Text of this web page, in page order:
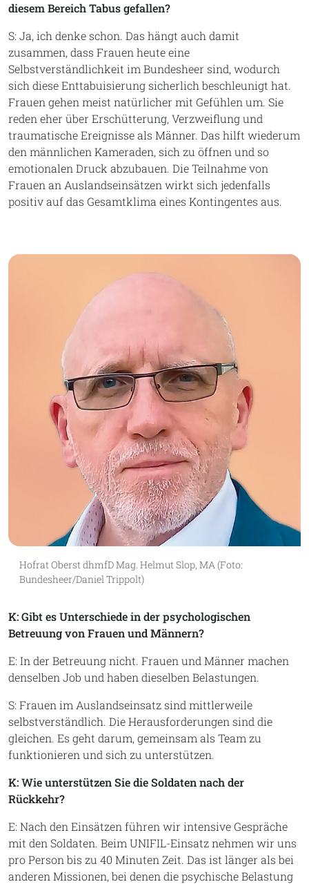
diesem Bereich Tabus gefallen?
S: Ja, ich denke schon. Das hängt auch damit
zusammen, dass Frauen heute eine
Selbstverständlichkeit im Bundesheer sind, wodurch
sich diese Enttabuisierung sicherlich beschleunigt hat.
Frauen gehen meist natürlicher mit Gefühlen um. Sie
reden eher über Erschütterung, Verzweiflung und
traumatische Ereignisse als Männer. Das hilft wiederum
den männlichen Kameraden, sich zu öffnen und so
emotionalen Druck abzubauen. Die Teilnahme von
Frauen an Auslandseinsätzen wirkt sich jedenfalls
positiv auf das Gesamtklima eines Kontingentes aus.
Hofrat Oberst dhmfD Mag. Helmut Slop, MA (Foto:
Bundesheer/Daniel Trippolt)
K: Gibt es Unterschiede in der psychologischen
Betreuung von Frauen und Männern?
E: In der Betreuung nicht. Frauen und Männer machen
denselben Job und haben dieselben Belastungen.
S: Frauen im Auslandseinsatz sind mittlerweile
selbstverständlich. Die Herausforderungen sind die
gleichen. Es geht darum, gemeinsam als Team zu
funktionieren und sich zu unterstützen.
K: Wie unterstützen Sie die Soldaten nach der
Rückkehr?
E: Nach den Einsätzen führen wir intensive Gespräche
mit den Soldaten. Beim UNIFIL-Einsatz nehmen wir uns
pro Person bis zu 40 Minuten Zeit. Das ist länger als bei
anderen Missionen, bei denen die psychische Belastung